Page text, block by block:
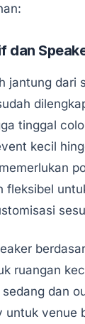
dan
jantung dari
tinggal
kecil
fleksibel
ruangan
dan
untuk venue